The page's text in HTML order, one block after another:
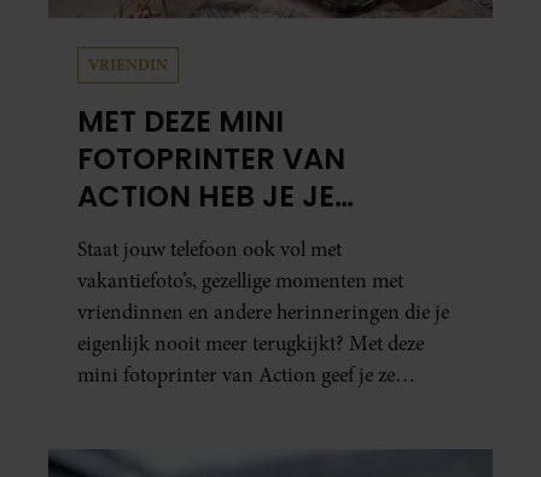
VRIENDIN
MET DEZE MINI
FOTOPRINTER VAN
ACTION HEB JE JE
FAVORIETE FOTO’S BINNEN
ÉÉN MINUUT IN HANDEN
Staat jouw telefoon ook vol met
vakantiefoto’s, gezellige momenten met
vriendinnen en andere herinneringen die je
eigenlijk nooit meer terugkijkt? Met deze
mini fotoprinter van Action geef je ze
al in handen.